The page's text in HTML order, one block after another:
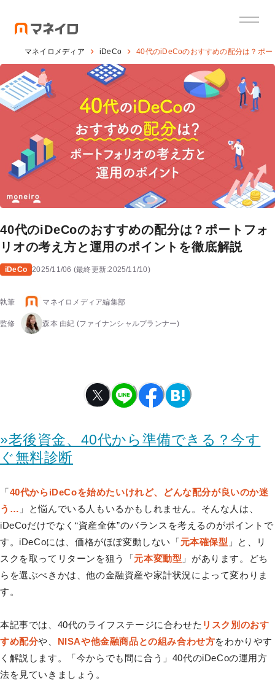
マネイロメディア iDeCo 40代のiDeCoのおすすめの配分は？ポ
40代のiDeCoのおすすめの配分は？ポートフォ
リオの考え方と運用のポイントを徹底解説
iDeCo 2025/11/06 (最終更新:2025/11/10)
執筆 マネイロメディア編集部
監修 森本 由紀 (ファイナンシャルプランナー)
»老後資金、40代から準備できる？今す
ぐ無料診断
「40代からiDeCoを始めたいけれど、どんな配分が良いのか迷
う… 」と悩んでいる人もいるかもしれません。そんな人は、
iDeCoだけでなく“資産全体”のバランスを考えるのがポイントで
す。iDeCoには、価格がほぼ変動しない「元本確保型 」と、リ
スクを取ってリターンを狙う「元本変動型 」があります。どち
らを選ぶべきかは、他の金融資産や家計状況によって変わりま
す。
本記事では、40代のライフステージに合わせた リスク別のおす
すめ配分や、 NISAや他金融商品との組み合わせ方をわかりやす
く解説します。「今からでも間に合う」40代のiDeCoの運用方
法を見ていきましょう。